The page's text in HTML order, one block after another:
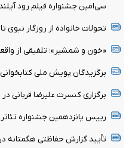
سی‌امین جشنواره فیلم رود
تحولات خانواده از روزگار
«خون و شمشیر»؛ تلفیقی از
برگزیدگان پویش ملی
برگزاری کنسرت علیرضا قربانی در
رییس پانزدهمین جشنواره
تأیید گزارش حفاظتی هگمتانه